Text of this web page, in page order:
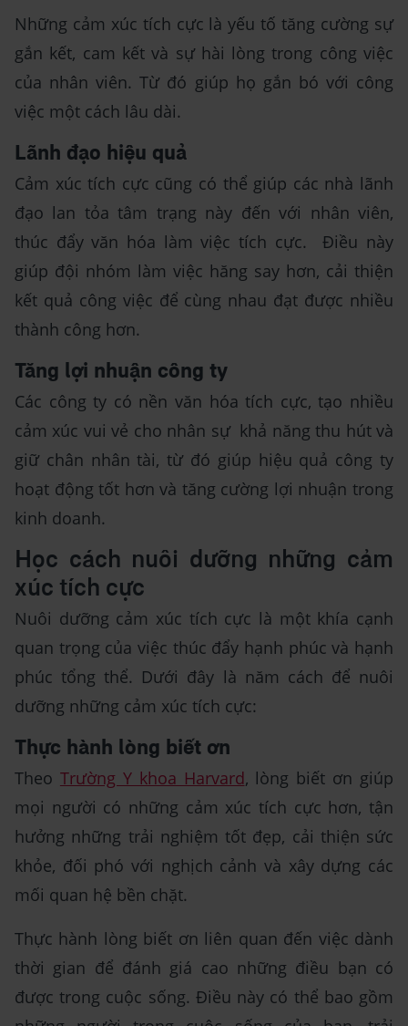
Những cảm xúc tích cực là yếu tố tăng cường sự
gắn kết, cam kết và sự hài lòng trong công việc
của nhân viên. Từ đó giúp họ gắn bó với công
việc một cách lâu dài.
Lãnh đạo hiệu quả
Cảm xúc tích cực cũng có thể giúp các nhà lãnh
đạo lan tỏa tâm trạng này đến với nhân viên,
thúc đẩy văn hóa làm việc tích cực. Điều này
giúp đội nhóm làm việc hăng say hơn, cải thiện
kết quả công việc để cùng nhau đạt được nhiều
thành công hơn.
Tăng lợi nhuận công ty
Các công ty có nền văn hóa tích cực, tạo nhiều
cảm xúc vui vẻ cho nhân sự khả năng thu hút và
giữ chân nhân tài, từ đó giúp hiệu quả công ty
hoạt động tốt hơn và tăng cường lợi nhuận trong
kinh doanh.
Học cách nuôi dưỡng những cảm
xúc tích cực
Nuôi dưỡng cảm xúc tích cực là một khía cạnh
quan trọng của việc thúc đẩy hạnh phúc và hạnh
phúc tổng thể. Dưới đây là năm cách để nuôi
dưỡng những cảm xúc tích cực:
Thực hành lòng biết ơn
Theo Trường Y khoa Harvard, lòng biết ơn giúp
mọi người có những cảm xúc tích cực hơn, tận
hưởng những trải nghiệm tốt đẹp, cải thiện sức
khỏe, đối phó với nghịch cảnh và xây dựng các
mối quan hệ bền chặt.
Thực hành lòng biết ơn liên quan đến việc dành
thời gian để đánh giá cao những điều bạn có
được trong cuộc sống. Điều này có thể bao gồm